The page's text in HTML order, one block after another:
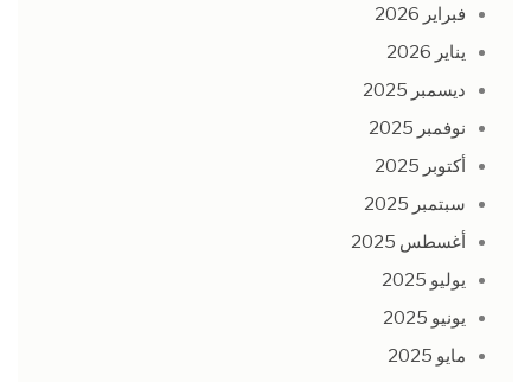
فبراير 2026
يناير 2026
ديسمبر 2025
نوفمبر 2025
أكتوبر 2025
سبتمبر 2025
أغسطس 2025
يوليو 2025
يونيو 2025
مايو 2025